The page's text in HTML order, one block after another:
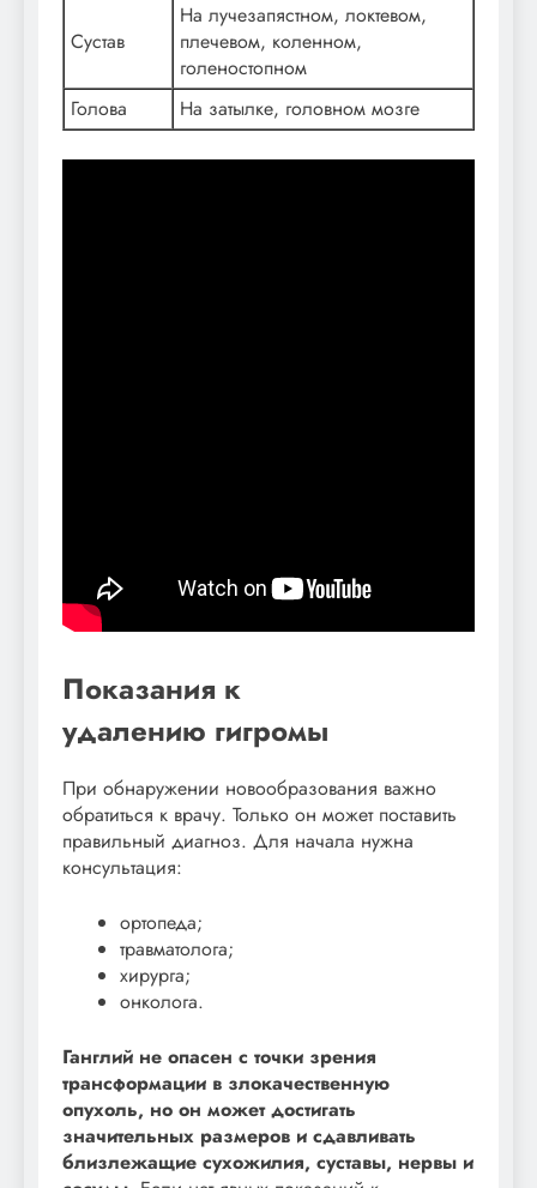
Сустав
На лучезапястном, локтевом,
плечевом, коленном,
голеностопном
Голова
На затылке, головном мозге
Показания к
удалению гигромы
При обнаружении новообразования важно
обратиться к врачу. Только он может поставить
правильный диагноз. Для начала нужна
консультация:
ортопеда;
травматолога;
хирурга;
онколога.
Ганглий не опасен с точки зрения
трансформации в злокачественную
опухоль, но он может достигать
значительных размеров и сдавливать
близлежащие сухожилия, суставы, нервы и